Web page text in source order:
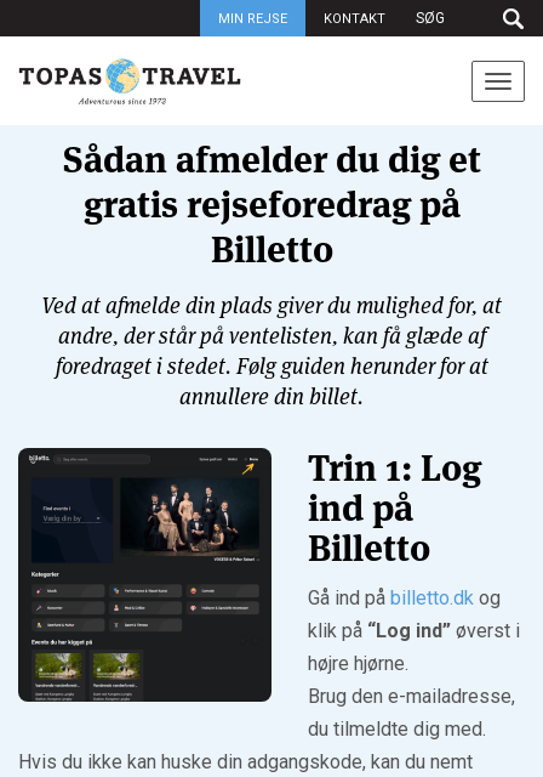
MIN REJSE KONTAKT
Sådan afmelder du dig et
gratis rejseforedrag på
Billetto
Ved at afmelde din plads giver du mulighed for, at
andre, der står på ventelisten, kan få glæde af
foredraget i stedet. Følg guiden herunder for at
annullere din billet.
Trin 1: Log
ind på
Billetto
Gå ind på billetto.dk og
klik på “Log ind” øverst i
højre hjørne.
Brug den e-mailadresse,
du tilmeldte dig med.
Hvis du ikke kan huske din adgangskode, kan du nemt